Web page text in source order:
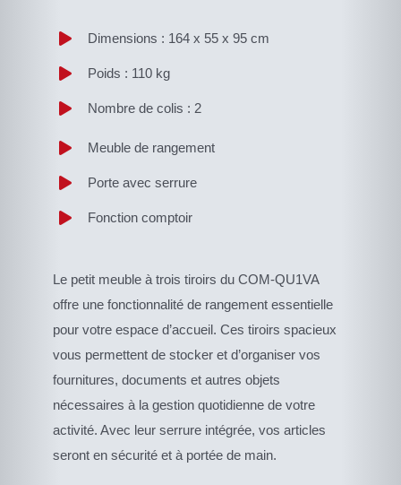
Dimensions : 164 x 55 x 95 cm
Poids : 110 kg
Nombre de colis : 2
Meuble de rangement
Porte avec serrure
Fonction comptoir
Le petit meuble à trois tiroirs du COM-QU1VA
offre une fonctionnalité de rangement essentielle
pour votre espace d’accueil. Ces tiroirs spacieux
vous permettent de stocker et d’organiser vos
fournitures, documents et autres objets
nécessaires à la gestion quotidienne de votre
activité. Avec leur serrure intégrée, vos articles
seront en sécurité et à portée de main.